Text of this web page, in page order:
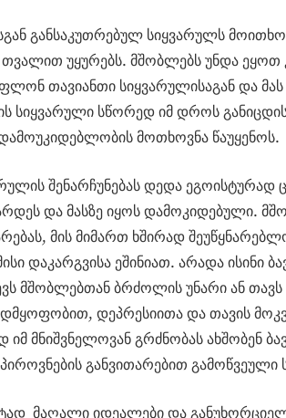
განსაკუთრებულ სიყვარულს
თვალით უყურებს. მშობლებს უნდა
თავიანთი სიყვარულისაგან და
სიყვარული სწორედ იმ დროს
მოთხოვნა წაუყენოს.
შენარჩუნებას დედა
და მასზე იყოს დამოკიდებული.
მის მიმართ ხშირად
დაკარგვისა ეშინიათ. არადა ისინი
მშობლებთან ბრძოლის უნარი ან
დეპრესიითა და თავის
იმ მნიშვნელოვან გრძნობას ახშობენ
განვითარებით გამოწვეული
მაღალი იდეალები და